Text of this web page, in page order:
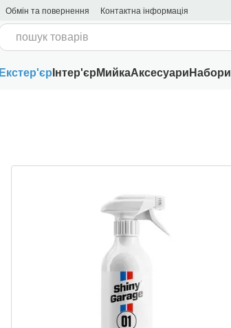
Обмін та повернення
Контактна інформація
Екстер'єр Інтер'єр МийкаАксесуари Набори